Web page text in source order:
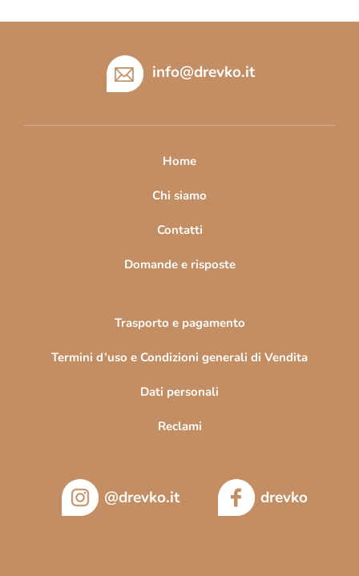
info@drevko.it
Home
Chi siamo
Contatti
Domande e risposte
Trasporto e pagamento
Termini d’uso e Condizioni generali di Vendita
Dati personali
Reclami
@drevko.it drevko